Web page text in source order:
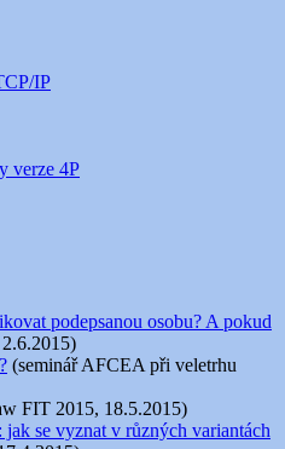
IP
verze 4P
podepsanou osobu? A pokud
(seminář AFCEA při veletrhu
FIT 2015, 18.5.2015)
se vyznat v různých variantách